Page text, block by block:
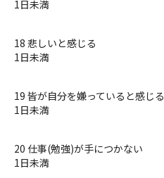
1日未満
18 悲しいと感じる
1日未満
19 皆が自分を嫌っていると感じる
1日未満
20 仕事(勉強)が手につかない
1日未満